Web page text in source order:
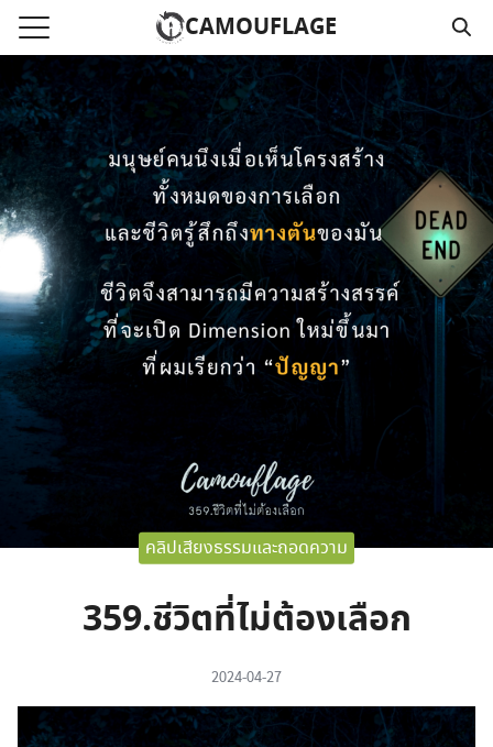
Skip
content
CAMOUFLAGE
ก
ามคลิปเสียงธรรม
ลด MP3
งสือออนไลน์
ม
Search
for:
คลิปเสียงธรรมและถอดความ
359.ชีวิตที่ไม่ต้องเลือก
2024-04-27